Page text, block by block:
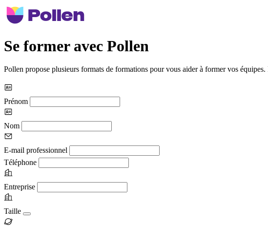
Se former avec Pollen
Pollen propose plusieurs formats de formations pour vous aider à former vos équipes.
Prénom
Nom
E-mail professionnel
Téléphone
Entreprise
Taille